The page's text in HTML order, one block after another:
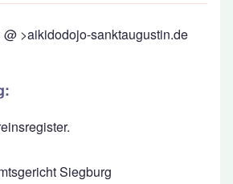
@ >aikidodojo-sanktaugustin.de
Siegburg